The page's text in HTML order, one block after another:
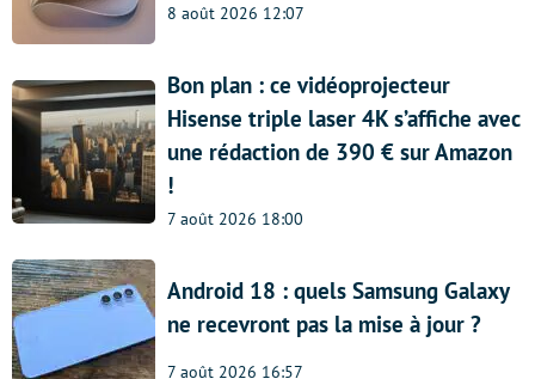
8 août 2026 12:07
Bon plan : ce vidéoprojecteur
Hisense triple laser 4K s’affiche avec
une rédaction de 390 € sur Amazon
!
7 août 2026 18:00
Android 18 : quels Samsung Galaxy
ne recevront pas la mise à jour ?
7 août 2026 16:57